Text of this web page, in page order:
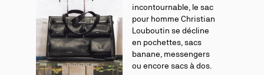
incontournable, le sac
pour homme Christian
Louboutin se décline
en pochettes, sacs
banane, messengers
ou encore sacs à dos.